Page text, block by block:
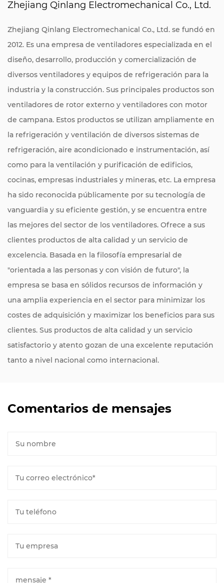
Zhejiang Qinlang Electromechanical Co., Ltd.
Zhejiang Qinlang Electromechanical Co., Ltd. se fundó en
2012. Es una empresa de ventiladores especializada en el
diseño, desarrollo, producción y comercialización de
diversos ventiladores y equipos de refrigeración para la
industria y la construcción. Sus principales productos son
ventiladores de rotor externo y ventiladores con motor
de campana. Estos productos se utilizan ampliamente en
la refrigeración y ventilación de diversos sistemas de
refrigeración, aire acondicionado e instrumentación, así
como para la ventilación y purificación de edificios,
cocinas, empresas industriales y mineras, etc. La empresa
ha sido reconocida públicamente por su tecnología de
vanguardia y su eficiente gestión, y se encuentra entre
las mejores del sector de los ventiladores. Ofrece a sus
clientes productos de alta calidad y un servicio de
excelencia. Basada en la filosofía empresarial de
"orientada a las personas y con visión de futuro", la
empresa se basa en sólidos recursos de información y
una amplia experiencia en el sector para minimizar los
costes de adquisición y maximizar los beneficios para sus
clientes. Sus productos de alta calidad y un servicio
satisfactorio y atento gozan de una excelente reputación
tanto a nivel nacional como internacional.
Comentarios de mensajes